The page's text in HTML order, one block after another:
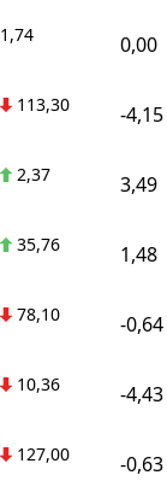
1,74 0,00
113,30 -4,15
2,37 3,49
35,76 1,48
78,10 -0,64
10,36 -4,43
127,00 -0,63